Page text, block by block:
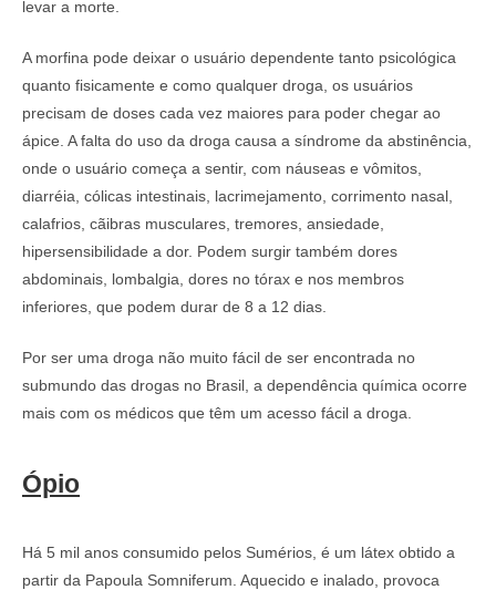
levar a morte.
A morfina pode deixar o usuário dependente tanto psicológica
quanto fisicamente e como qualquer droga, os usuários
precisam de doses cada vez maiores para poder chegar ao
ápice. A falta do uso da droga causa a síndrome da abstinência,
onde o usuário começa a sentir, com náuseas e vômitos,
diarréia, cólicas intestinais, lacrimejamento, corrimento nasal,
calafrios, cãibras musculares, tremores, ansiedade,
hipersensibilidade a dor. Podem surgir também dores
abdominais, lombalgia, dores no tórax e nos membros
inferiores, que podem durar de 8 a 12 dias.
Por ser uma droga não muito fácil de ser encontrada no
submundo das drogas no Brasil, a dependência química ocorre
mais com os médicos que têm um acesso fácil a droga.
Ópio
Há 5 mil anos consumido pelos Sumérios, é um látex obtido a
partir da Papoula Somniferum. Aquecido e inalado, provoca